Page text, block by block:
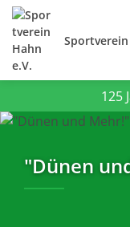
125
"Dünen